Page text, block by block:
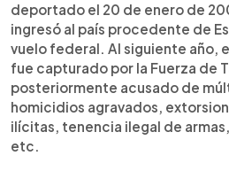
deportado el 20 de enero de
ingresó al país procedente de
vuelo federal. Al siguiente año,
fue capturado por la Fuerza de
posteriormente acusado de
homicidios agravados,
ilícitas, tenencia ilegal de
etc.